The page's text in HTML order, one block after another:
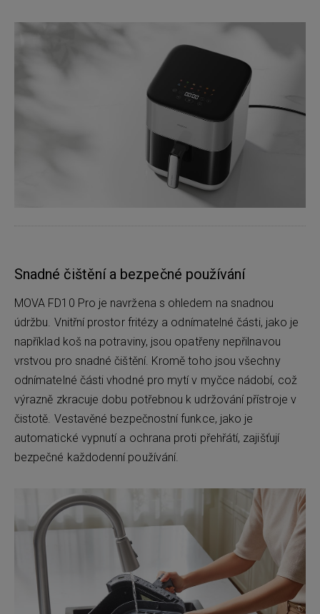
Snadné čištění a bezpečné používání
MOVA FD10 Pro je navržena s ohledem na snadnou
údržbu. Vnitřní prostor fritézy a odnímatelné části, jako je
například koš na potraviny, jsou opatřeny nepřilnavou
vrstvou pro snadné čištění. Kromě toho jsou všechny
odnímatelné části vhodné pro mytí v myčce nádobí, což
výrazně zkracuje dobu potřebnou k udržování přístroje v
čistotě. Vestavěné bezpečnostní funkce, jako je
automatické vypnutí a ochrana proti přehřátí, zajišťují
bezpečné každodenní používání.